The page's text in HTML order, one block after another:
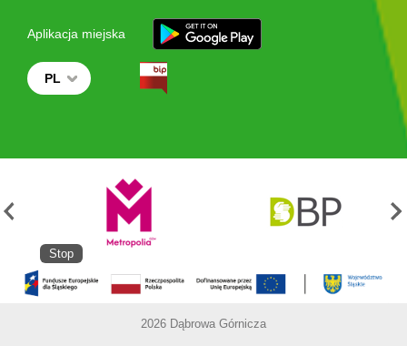
Aplikacja miejska
PL
Stop
2026 Dąbrowa Górnicza